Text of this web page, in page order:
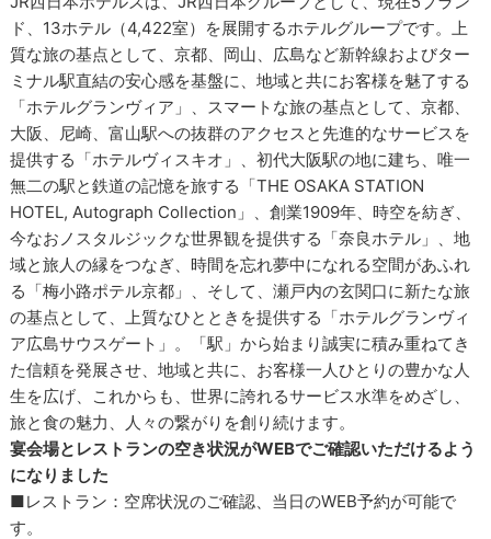
ド、13ホテル（4,422室）を展開するホテルグループです。上
質な旅の基点として、京都、岡山、広島など新幹線およびター
ミナル駅直結の安心感を基盤に、地域と共にお客様を魅了する
「ホテルグランヴィア」、スマートな旅の基点として、京都、
大阪、尼崎、富山駅への抜群のアクセスと先進的なサービスを
提供する「ホテルヴィスキオ」、初代大阪駅の地に建ち、唯一
無二の駅と鉄道の記憶を旅する「THE OSAKA STATION
HOTEL, Autograph Collection」、創業1909年、時空を紡ぎ、
今なおノスタルジックな世界観を提供する「奈良ホテル」、地
域と旅人の縁をつなぎ、時間を忘れ夢中になれる空間があふれ
る「梅小路ポテル京都」、そして、瀬戸内の玄関口に新たな旅
の基点として、上質なひとときを提供する「ホテルグランヴィ
ア広島サウスゲート」。「駅」から始まり誠実に積み重ねてき
た信頼を発展させ、地域と共に、お客様一人ひとりの豊かな人
生を広げ、これからも、世界に誇れるサービス水準をめざし、
旅と食の魅力、人々の繋がりを創り続けます。
宴会場とレストランの空き状況がWEBでご確認いただけるよう
になりました
■レストラン：空席状況のご確認、当日のWEB予約が可能で
す。